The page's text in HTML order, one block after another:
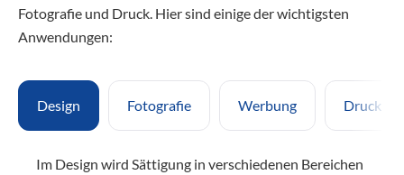
Fotografie und Druck. Hier sind einige der wichtigsten
Anwendungen:
Design Fotografie Werbung
Im Design wird Sättigung in verschiedenen Bereichen